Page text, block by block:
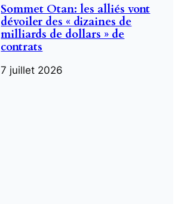
Sommet Otan: les alliés vont
dévoiler des « dizaines de
milliards de dollars » de
contrats
7 juillet 2026